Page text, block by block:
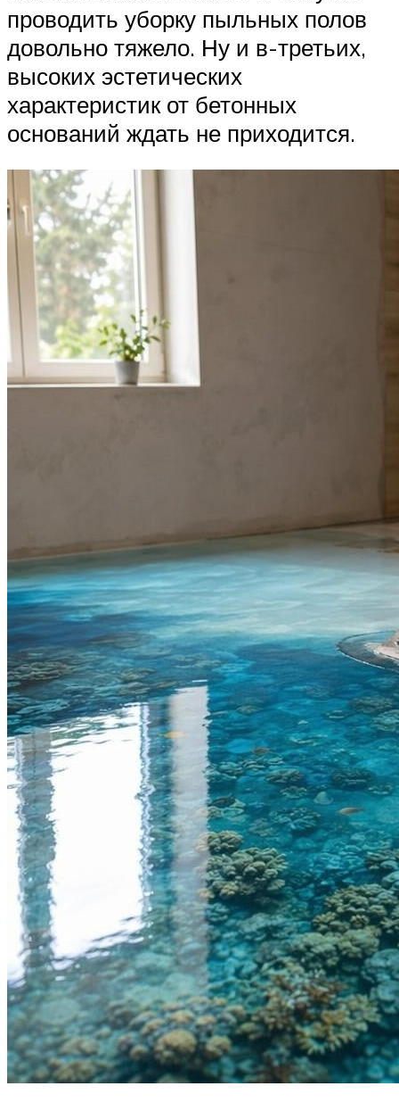
проводить уборку пыльных полов
довольно тяжело. Ну и в-третьих,
высоких эстетических
характеристик от бетонных
оснований ждать не приходится.